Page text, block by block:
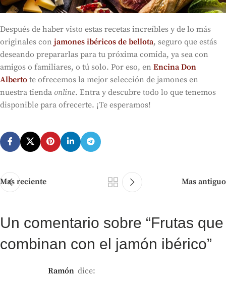
Después de haber visto estas recetas increíbles y de lo más
originales con jamones ibéricos de bellota, seguro que estás
deseando prepararlas para tu próxima comida, ya sea con
amigos o familiares, o tú solo. Por eso, en Encina Don
Alberto te ofrecemos la mejor selección de jamones en
nuestra tienda online. Entra y descubre todo lo que tenemos
disponible para ofrecerte. ¡Te esperamos!
Mas reciente Mas antiguo
Un comentario sobre “Frutas que
combinan con el jamón ibérico”
Ramón dice: